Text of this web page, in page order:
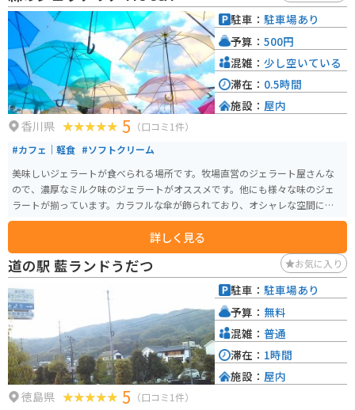
香川県 5 （口コミ1件）
#カフェ｜軽食 #ソフトクリーム
美味しいジェラートが食べられる場所です。牧場直営のジェラート屋さんな
ので、濃厚なミルク味のジェラートがオススメです。他にも様々な味のジェ
ラートが揃っています。カラフルな傘が飾られており、オシャレな空間にな
っています。
詳しく見る
駐車： 駐車場あり
予算： 500円
混雑： 少し空いている
滞在： 0.5時間
施設： 屋内
道の駅 藍ランドうだつ お気に入り
徳島県 5 （口コミ1件）
駐車： 駐車場あり
予算： 無料
混雑： 普通
滞在： 1時間
施設： 屋内